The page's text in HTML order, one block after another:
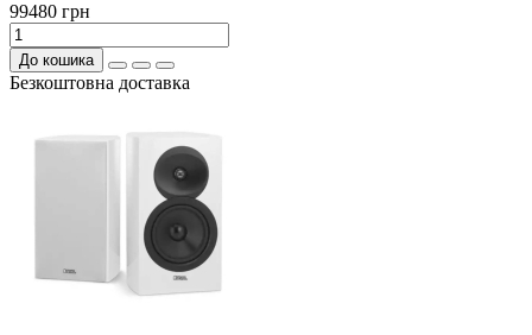
99480 грн
До кошика
Безкоштовна доставка